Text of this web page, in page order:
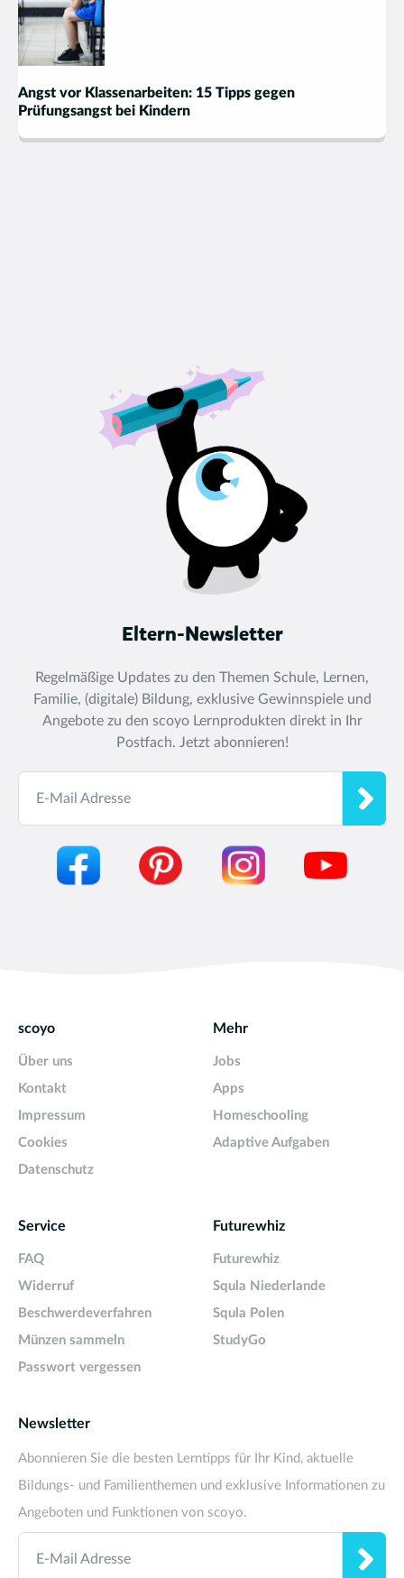
Angst vor Klassenarbeiten: 15 Tipps gegen
Prüfungsangst bei Kindern
Eltern-Newsletter
Regelmäßige Updates zu den Themen Schule, Lernen,
Familie, (digitale) Bildung, exklusive Gewinnspiele und
Angebote zu den scoyo Lernprodukten direkt in Ihr
Postfach. Jetzt abonnieren!
E-Mail Adresse
scoyo
Über uns
Kontakt
Impressum
Cookies
Datenschutz
Mehr
Jobs
Apps
Homeschooling
Adaptive Aufgaben
Service
FAQ
Widerruf
Beschwerdeverfahren
Münzen sammeln
Passwort vergessen
Futurewhiz
Futurewhiz
Squla Niederlande
Squla Polen
StudyGo
Newsletter
Abonnieren Sie die besten Lerntipps für Ihr Kind, aktuelle
Bildungs- und Familienthemen und exklusive Informationen zu
Angeboten und Funktionen von scoyo.
E-Mail Adresse